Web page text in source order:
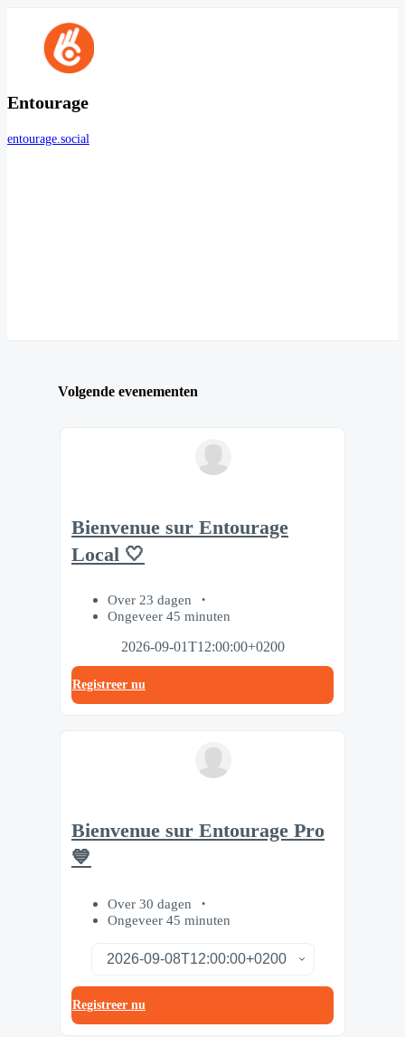
Entourage
entourage.social
Volgende evenementen
Bienvenue sur Entourage
Local 🤍
Over 23 dagen
Ongeveer 45 minuten
2026-09-01T12:00:00+0200
Registreer nu
Bienvenue sur Entourage Pro
💙
Over 30 dagen
Ongeveer 45 minuten
Registreer nu